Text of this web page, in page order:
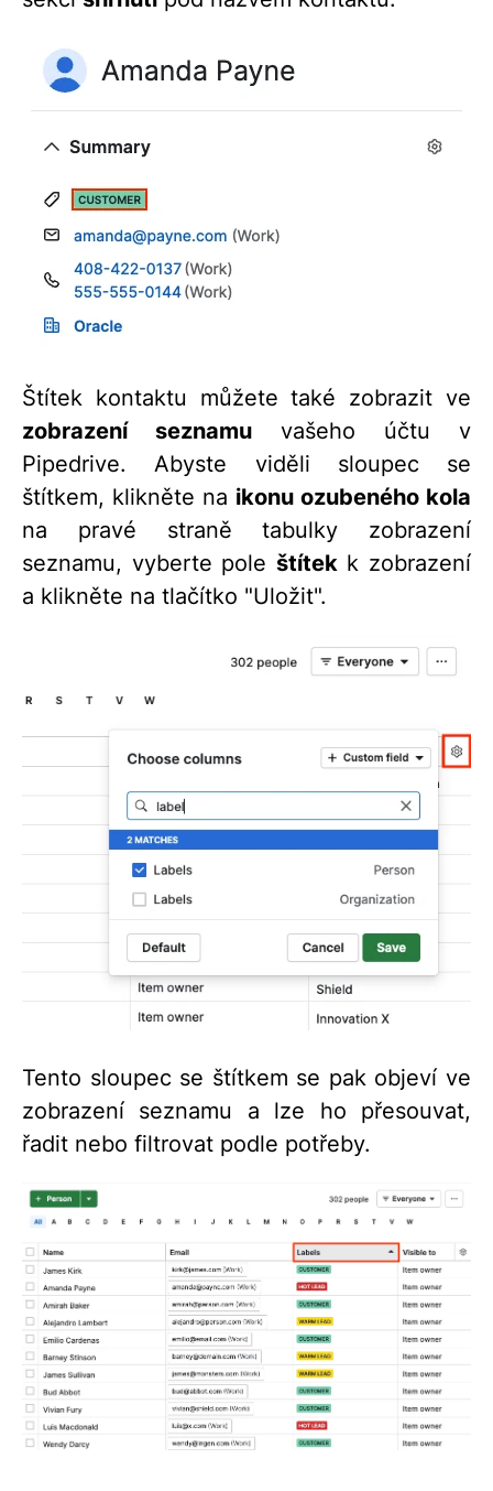
Štítek kontaktu můžete také zobrazit ve
zobrazení seznamu vašeho účtu v
Pipedrive. Abyste viděli sloupec se
štítkem, klikněte na ikonu ozubeného kola
na pravé straně tabulky zobrazení
seznamu, vyberte pole štítekk zobrazení
a klikněte na tlačítko "Uložit".
Tento sloupec se štítkem se pak objeví ve
zobrazení seznamu a lze ho přesouvat,
řadit nebo filtrovat podle potřeby.